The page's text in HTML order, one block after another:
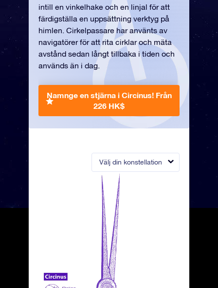
Välj din konstellation
intill en vinkelhake och en linjal för att
färdigställa en uppsättning verktyg på
himlen. Cirkelpassare har använts av
navigatörer för att rita cirklar och mäta
avstånd sedan långt tillbaka i tiden och
används än i dag.
Namnge en stjärna i Circinus! Från
226 HK$